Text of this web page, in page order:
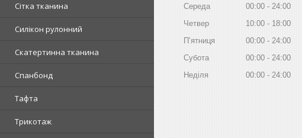
Сітка тканина
Силікон рулонний
Скатертинна тканина
Спанбонд
Тафта
Трикотаж
Середа
00:00
24:00
Четвер
10:00
18:00
Пʼятниця
00:00
24:00
Субота
00:00
24:00
Неділя
00:00 24:00